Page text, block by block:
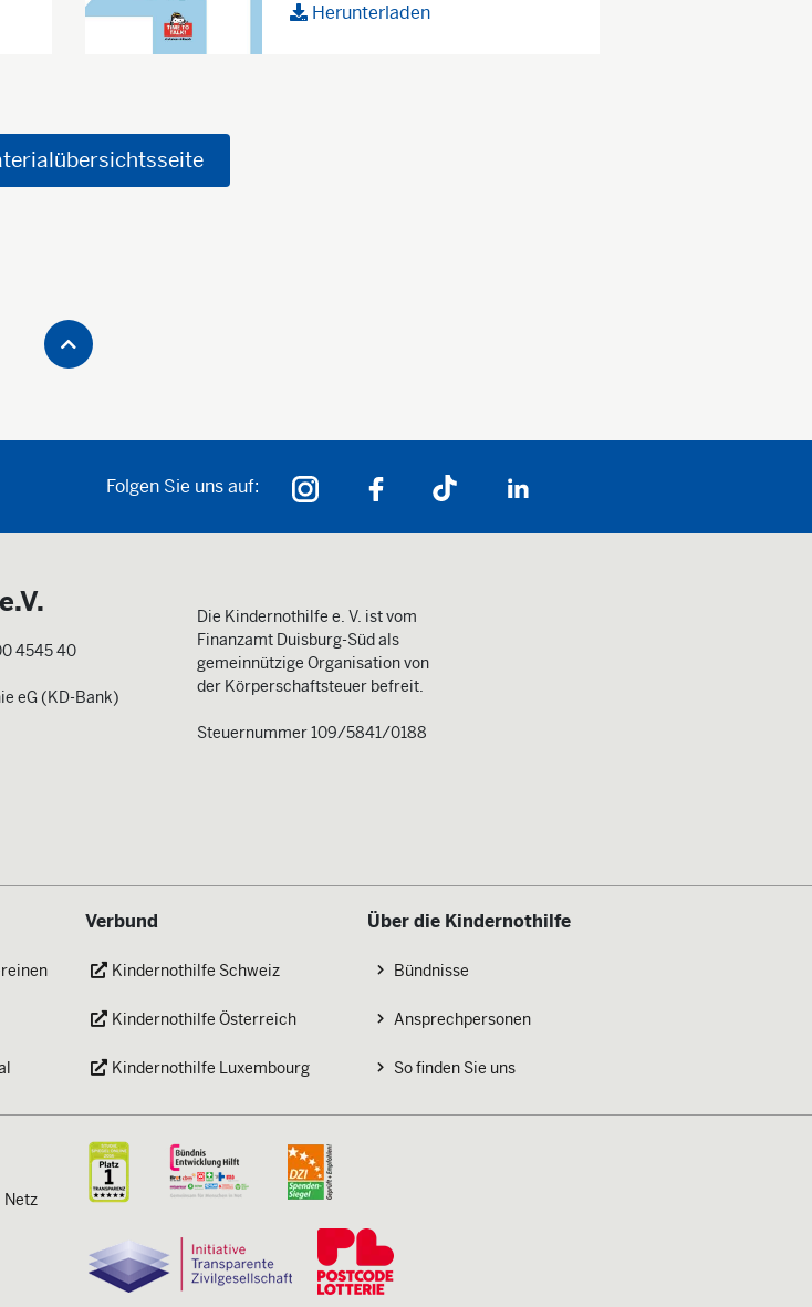
Herunterladen
Folgen Sie uns auf:
4545 40
eG (KD-Bank)
Die Kindernothilfe e. V. ist vom
Finanzamt Duisburg-Süd als
gemeinnützige Organisation von
der Körperschaftsteuer befreit.
Steuernummer 109/5841/0188
Verbund
Kindernothilfe Schweiz
Kindernothilfe Österreich
Kindernothilfe Luxembourg
Über die Kindernothilfe
Bündnisse
Ansprechpersonen
So finden Sie uns
Netz